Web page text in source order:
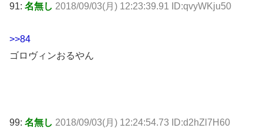
91: 名無し 2018/09/03(月) 12:23:39.91 ID:qvyWKju50
>>84
ゴロヴィンおるやん
99: 名無し 2018/09/03(月) 12:24:54.73 ID:d2hZl7H60